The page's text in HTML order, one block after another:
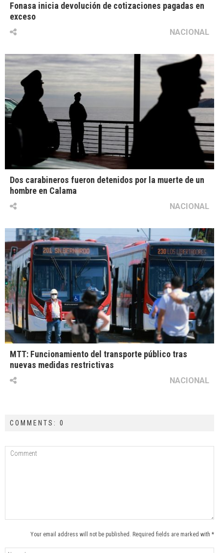
Fonasa inicia devolución de cotizaciones pagadas en
exceso
NACIONAL
Dos carabineros fueron detenidos por la muerte de un
hombre en Calama
NACIONAL
MTT: Funcionamiento del transporte público tras
nuevas medidas restrictivas
NACIONAL
COMMENTS: 0
Your email address will not be published. Required fields are marked with *